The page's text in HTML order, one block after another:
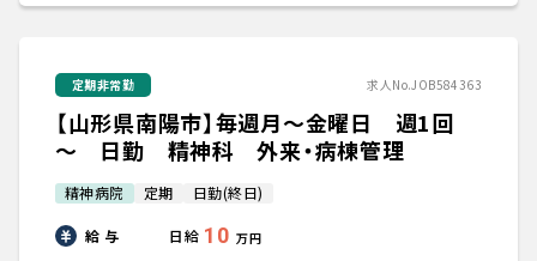
定期非常勤 求人No.JOB584363
【山形県南陽市】毎週月～金曜日 週1回
～ 日勤 精神科 外来・病棟管理
精神病院 定期 日勤(終日)
給 与 日給 10 万円